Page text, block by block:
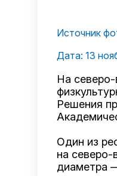
Источник
Дата: 13
На
Решения
Один из
на северо-
диаметра